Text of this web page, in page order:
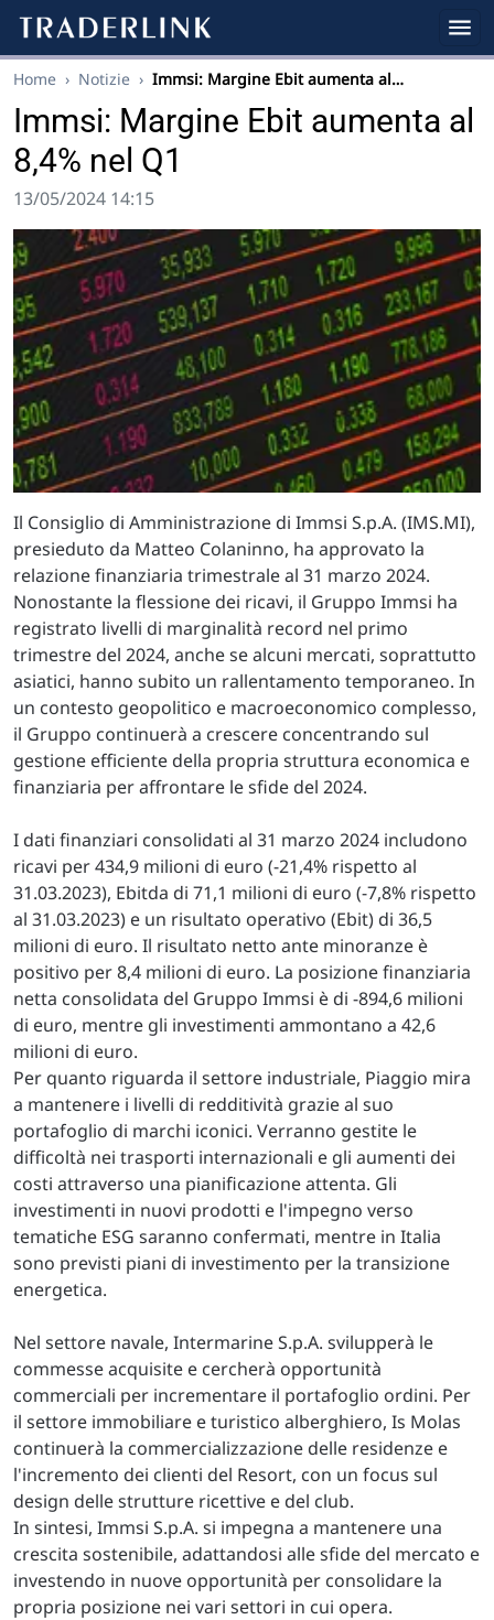
Home › Notizie › Immsi: Margine Ebit aumenta al…
Immsi: Margine Ebit aumenta al
8,4% nel Q1
13/05/2024 14:15
Il Consiglio di Amministrazione di Immsi S.p.A. (IMS.MI),
presieduto da Matteo Colaninno, ha approvato la
relazione finanziaria trimestrale al 31 marzo 2024.
Nonostante la flessione dei ricavi, il Gruppo Immsi ha
registrato livelli di marginalità record nel primo
trimestre del 2024, anche se alcuni mercati, soprattutto
asiatici, hanno subito un rallentamento temporaneo. In
un contesto geopolitico e macroeconomico complesso,
il Gruppo continuerà a crescere concentrando sul
gestione efficiente della propria struttura economica e
finanziaria per affrontare le sfide del 2024.
I dati finanziari consolidati al 31 marzo 2024 includono
ricavi per 434,9 milioni di euro (-21,4% rispetto al
31.03.2023), Ebitda di 71,1 milioni di euro (-7,8% rispetto
al 31.03.2023) e un risultato operativo (Ebit) di 36,5
milioni di euro. Il risultato netto ante minoranze è
positivo per 8,4 milioni di euro. La posizione finanziaria
netta consolidata del Gruppo Immsi è di -894,6 milioni
di euro, mentre gli investimenti ammontano a 42,6
milioni di euro.
Per quanto riguarda il settore industriale, Piaggio mira
a mantenere i livelli di redditività grazie al suo
portafoglio di marchi iconici. Verranno gestite le
difficoltà nei trasporti internazionali e gli aumenti dei
costi attraverso una pianificazione attenta. Gli
investimenti in nuovi prodotti e l'impegno verso
tematiche ESG saranno confermati, mentre in Italia
sono previsti piani di investimento per la transizione
energetica.
Nel settore navale, Intermarine S.p.A. svilupperà le
commesse acquisite e cercherà opportunità
commerciali per incrementare il portafoglio ordini. Per
il settore immobiliare e turistico alberghiero, Is Molas
continuerà la commercializzazione delle residenze e
l'incremento dei clienti del Resort, con un focus sul
design delle strutture ricettive e del club.
In sintesi, Immsi S.p.A. si impegna a mantenere una
crescita sostenibile, adattandosi alle sfide del mercato e
investendo in nuove opportunità per consolidare la
propria posizione nei vari settori in cui opera.